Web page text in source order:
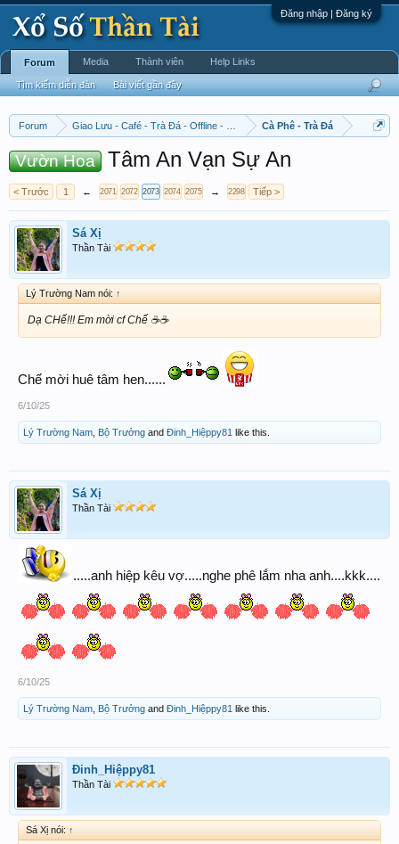
Đăng nhập | Đăng ký
Forum Giao Lưu - Café - Trà Đá - Offline - Tỉnh Tò Hihi!Cà Phê - Trà Đá
Vườn Hoa Tâm An Vạn Sự An
< Trước 1 ← 2071 2072 2073 2074 2075 → 2298 Tiếp >
Sá Xị
Thần Tài
Lý Trường Nam nói: ↑
Dạ CHế!!! Em mời cf Chế ☕️☕️
Chế mời huê tâm hen......
6/10/25
Lý Trường Nam Bộ Trưởng and Đinh_Hiệppy81 like this.
Sá Xị
Thần Tài
.....anh hiệp kêu vợ.....nghe phê lắm nha anh....kkk....
6/10/25
Lý Trường Nam Bộ Trưởng and Đinh_Hiệppy81 like this.
Đinh_Hiệppy81
Thần Tài
Sá Xị nói: ↑
Forum
Tìm kiếm diễn đàn Bài viết gần đây
Media Thành viên Help Links